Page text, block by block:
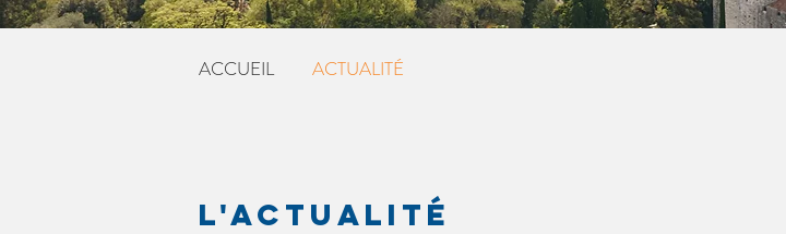
ACCUEIL ACTUALITÉ
L'ACTUALITÉ